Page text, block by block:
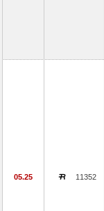
05.25 11352